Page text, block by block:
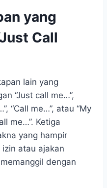
yang
Call
lain yang
“Just call me…”,
“Call me…”, atau “My
me…”. Ketiga
yang hampir
atau ajakan
dengan